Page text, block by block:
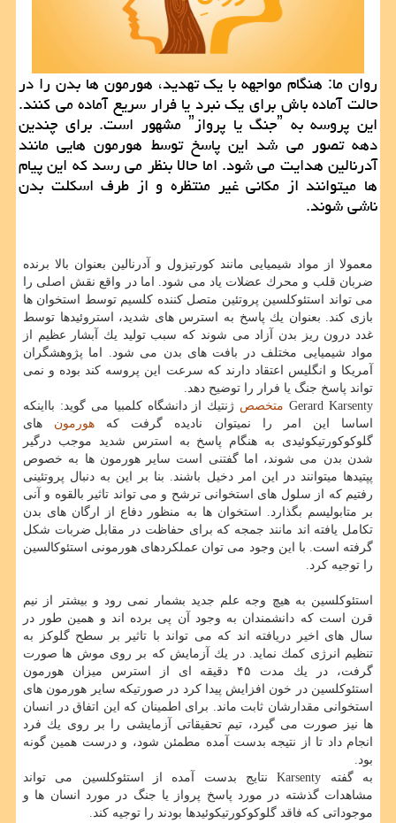
روان ما: هنگام مواجهه با یك تهدید، هورمون ها بدن را در
حالت آماده باش برای یك نبرد یا فرار سریع آماده می كنند.
این پروسه به ˮجنگ یا پروازˮ مشهور است. برای چندین
دهه تصور می شد این پاسخ توسط هورمون هایی مانند
آدرنالین هدایت می شود. اما حالا بنظر می رسد كه این پیام
ها میتوانند از مكانی غیر منتظره و از طرف اسكلت بدن
ناشی شوند.
معمولا از مواد شیمیایی مانند كورتیزول و آدرنالین بعنوان بالا برنده
ضربان قلب و محرك عضلات یاد می شود. اما در واقع نقش اصلی را
می تواند استئوكلسین پروتئین متصل كننده كلسیم توسط استخوان ها
بازی كند. بعنوان یك پاسخ به استرس های شدید، استروئیدها توسط
غدد درون ریز بدن آزاد می شوند كه سبب تولید یك آبشار عظیم از
مواد شیمیایی مختلف در بافت های بدن می شود. اما پژوهشگران
آمریكا و انگلیس اعتقاد دارند كه سرعت این پروسه كند بوده و نمی
تواند پاسخ جنگ یا فرار را توضیح دهد.
Gerard Karsenty متخصص ژنتیك از دانشگاه كلمبیا می گوید: بااینكه
اساسا این امر را نمیتوان نادیده گرفت كه هورمون های
گلوكوكورتیكوئیدی به هنگام پاسخ به استرس شدید موجب درگیر
شدن بدن می شوند، اما گفتنی است سایر هورمون ها به خصوص
پپتیدها میتوانند در این امر دخیل باشند. بنا بر این به دنبال پروتئینی
رفتیم كه از سلول های استخوانی ترشح و می تواند تاثیر بالقوه و آنی
بر متابولیسم بگذارد. استخوان ها به منظور دفاع از ارگان های بدن
تكامل یافته اند مانند جمجه كه برای حفاظت در مقابل ضربات شكل
گرفته است. با این وجود می توان عملكردهای هورمونی استئوكالسین
را توجیه كرد.
استئوكلسین به هیچ وجه علم جدید بشمار نمی رود و بیشتر از نیم
قرن است كه دانشمندان به وجود آن پی برده اند و همین طور در
سال های اخیر دریافته اند كه می تواند با تاثیر بر سطح گلوكز به
تنظیم انرژی كمك نماید. در یك آزمایش كه بر روی موش ها صورت
گرفت، در یك مدت ۴۵ دقیقه ای از استرس میزان هورمون
استئوكلسین در خون افزایش پیدا كرد در صورتیكه سایر هورمون های
استخوانی مقدارشان ثابت ماند. برای اطمینان كه این اتفاق در انسان
ها نیز صورت می گیرد، تیم تحقیقاتی آزمایشی را بر روی یك فرد
انجام داد تا از نتیجه بدست آمده مطمئن شود، و درست همین گونه
بود.
به گفته Karsenty نتایج بدست آمده از استئوكلسین می تواند
مشاهدات گذشته در مورد پاسخ پرواز یا جنگ در مورد انسان ها و
موجوداتی كه فاقد گلوكوكورتیكوئیدها بودند را توجیه كند.